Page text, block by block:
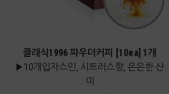
클래식1996 파우더커피 [10ea] 1개
▶10개입자스민, 시트러스향, 은은한 산
미